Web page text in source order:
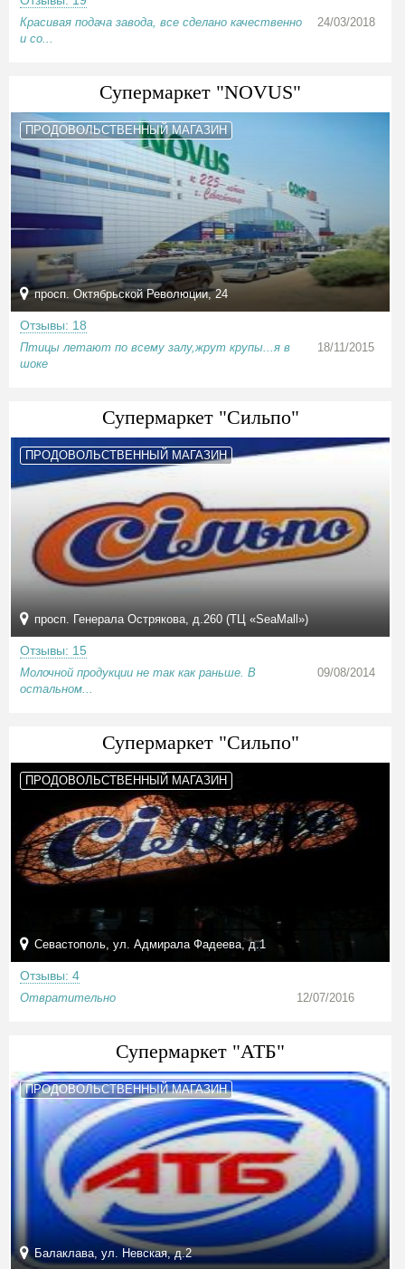
Красивая подача завода, все сделано качественно
и со...
24/03/2018
Супермаркет "NOVUS"
ПРОДОВОЛЬСТВЕННЫЙ МАГАЗИН
просп. Октябрьской Революции, 24
Отзывы: 18
Птицы летают по всему залу,жрут крупы...я в
шоке
18/11/2015
Супермаркет "Сильпо"
ПРОДОВОЛЬСТВЕННЫЙ МАГАЗИН
просп. Генерала Острякова, д.260 (ТЦ «SeaMall»)
Отзывы: 15
Молочной продукции не так как раньше. В
остальном...
09/08/2014
Супермаркет "Сильпо"
ПРОДОВОЛЬСТВЕННЫЙ МАГАЗИН
Севастополь, ул. Адмирала Фадеева, д.1
Отзывы: 4
Отвратительно 12/07/2016
Супермаркет "АТБ"
ПРОДОВОЛЬСТВЕННЫЙ МАГАЗИН
Балаклава, ул. Невская, д.2